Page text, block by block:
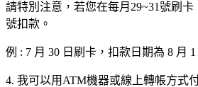
請特別注意，若您在每月29~31號刷卡
號扣款。
例 : 7 月 30 日刷卡，扣款日期為 8 月 1
4. 我可以用ATM機器或線上轉帳方式